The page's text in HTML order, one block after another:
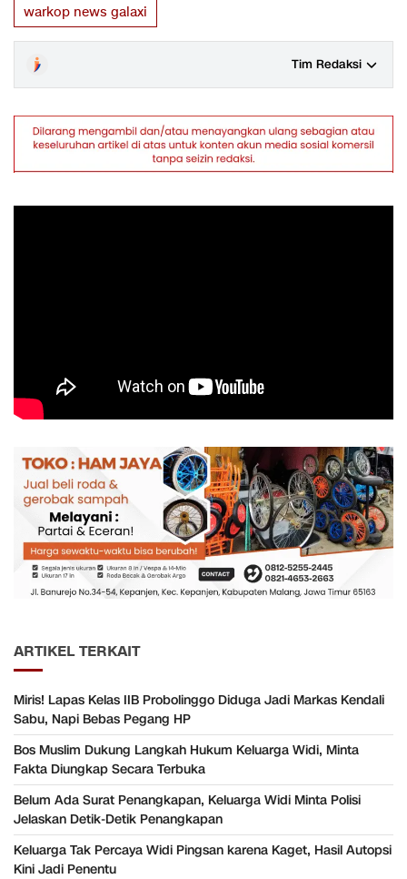
warkop news galaxi
Tim Redaksi
ARTIKEL TERKAIT
Miris! Lapas Kelas IIB Probolinggo Diduga Jadi Markas Kendali
Sabu, Napi Bebas Pegang HP
Bos Muslim Dukung Langkah Hukum Keluarga Widi, Minta
Fakta Diungkap Secara Terbuka
Belum Ada Surat Penangkapan, Keluarga Widi Minta Polisi
Jelaskan Detik-Detik Penangkapan
Keluarga Tak Percaya Widi Pingsan karena Kaget, Hasil Autopsi
Kini Jadi Penentu